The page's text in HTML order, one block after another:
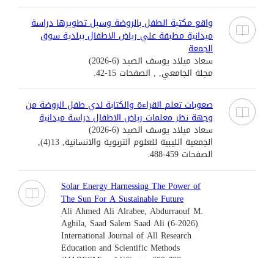
واقع مكتبة الطفل بالروضة وسبل تطويرها دراسة
ميدانية مطبقة علي رياض الاطفال ببلدية سوق
الجمعة
سعاد ميلاد يوسف الصيد (6-2026)
مجلة الجامعي, , الصفحات 15-42.
صعوبات تعلم القراءة والكتابة لدي طفل الروضة من
وجهة نظر معلمات رياض الاطفال دراسة ميدانية
سعاد ميلاد يوسف الصيد (6-2026)
الجمعية الليبية للعلوم التربوية والانسانية, 13(4),
الصفحات 459-488.
Solar Energy Harnessing The Power of
The Sun For A Sustainable Future
ِAli Ahmed Ali Alrabee, Abdurraouf M.
Aghila, Saad Salem Saad Ali (6-2026)
International Journal of All Research
Education and Scientific Methods